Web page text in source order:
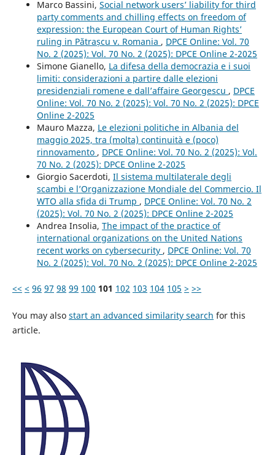
Marco Bassini, Social network users’ liability for third
party comments and chilling effects on freedom of
expression: the European Court of Human Rights’
ruling in Pătrașcu v. Romania , DPCE Online: Vol. 70
No. 2 (2025): Vol. 70 No. 2 (2025): DPCE Online 2-2025
Simone Gianello, La difesa della democrazia e i suoi
limiti: considerazioni a partire dalle elezioni
presidenziali romene e dall’affaire Georgescu , DPCE
Online: Vol. 70 No. 2 (2025): Vol. 70 No. 2 (2025): DPCE
Online 2-2025
Mauro Mazza, Le elezioni politiche in Albania del
maggio 2025, tra (molta) continuità e (poco)
rinnovamento , DPCE Online: Vol. 70 No. 2 (2025): Vol.
70 No. 2 (2025): DPCE Online 2-2025
Giorgio Sacerdoti, Il sistema multilaterale degli
scambi e l’Organizzazione Mondiale del Commercio. Il
WTO alla sfida di Trump , DPCE Online: Vol. 70 No. 2
(2025): Vol. 70 No. 2 (2025): DPCE Online 2-2025
Andrea Insolia, The impact of the practice of
international organizations on the United Nations
recent works on cybersecurity , DPCE Online: Vol. 70
No. 2 (2025): Vol. 70 No. 2 (2025): DPCE Online 2-2025
<< < 96 97 98 99 100 101 102 103 104 105 > >>
You may also start an advanced similarity search for this
article.